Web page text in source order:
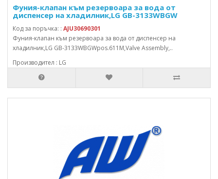
Фуния-клапан към резервоара за вода от
диспенсер на хладилник,LG GB-3133WBGW
Код за поръчка: : AJU30690301
Фуния-клапан към резервоара за вода от диспенсер на
хладилник,LG GB-3133WBGWpos.611M,Valve Assembly,..
Производител : LG